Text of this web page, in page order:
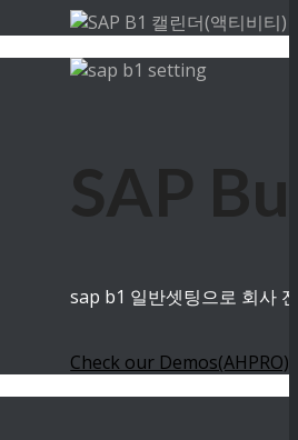
SAP
sap b1 일반셋팅으로 회사
Check our Demos(AHPRO)